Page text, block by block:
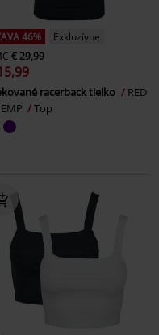
46%
Exkluzívne
€ 29,99
racerback tielko
RED
Top